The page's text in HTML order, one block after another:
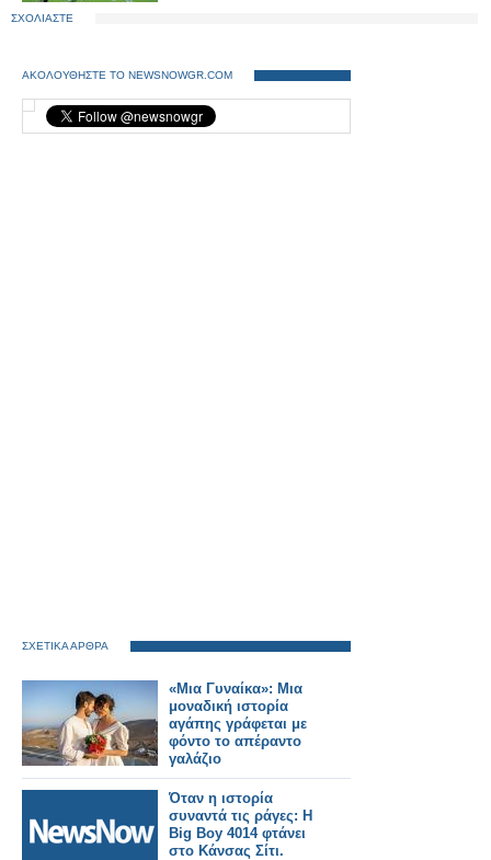
ΣΧΟΛΙΑΣΤΕ
ΑΚΟΛΟΥΘΗΣΤΕ ΤΟ NEWSNOWGR.COM
ΣΧΕΤΙΚΑ ΑΡΘΡΑ
«Μια Γυναίκα»: Μια
μοναδική ιστορία
αγάπης γράφεται με
φόντο το απέραντο
γαλάζιο
Όταν η ιστορία
συναντά τις ράγες: Η
Big Boy 4014 φτάνει
στο Κάνσας Σίτι.